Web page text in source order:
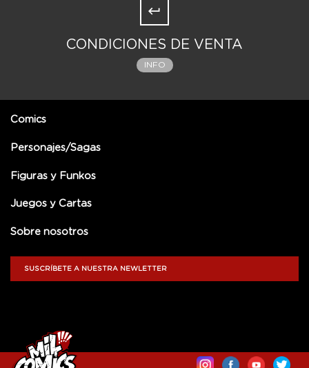
CONDICIONES DE VENTA
INFO
Comics
Personajes/Sagas
Figuras y Funkos
Juegos y Cartas
Sobre nosotros
SUSCRÍBETE A NUESTRA NEWLETTER